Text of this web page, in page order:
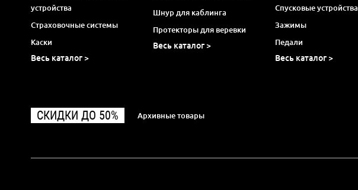
устройства
Страховочные системы
Каски
Весь каталог >
Шнур для каблинга
Протекторы для веревки
Весь каталог >
Спусковые устройства
Зажимы
Педали
Весь каталог >
СКИДКИ ДО 50% Архивные товары